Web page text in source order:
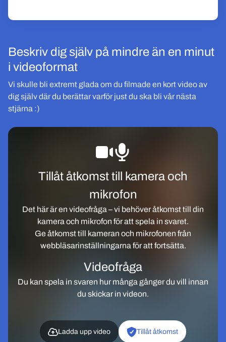
Beskriv dig själv på mindre än en minut
i videoformat
Vi skulle bli extremt glada om du filmade en kort video av
dig själv där du berättar varför just du ska bli vår nästa
stjärna :)
Tillåt åtkomst till kamera och
mikrofon
Det här är en videofråga – vi behöver åtkomst till din
kamera och mikrofon för att spela in svaret.
Ge åtkomst till kameran och mikrofonen från
webbläsarinställningarna för att fortsätta.
Videofråga
Du kan spela in svaren hur många gånger du vill innan
du skickar in videon.
Ladda upp video Tillåt åtkomst